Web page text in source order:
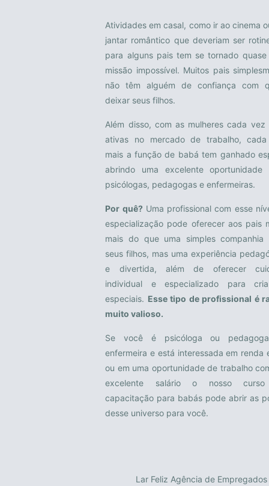
Atividades em casal, como ir ao cinema
jantar romântico que deveriam ser
para alguns pais tem se tornado quase
missão impossível. Muitos pais
não têm alguém de confiança com
deixar seus filhos.
Além disso, com as mulheres cada vez
ativas no mercado de trabalho,
mais a função de babá tem ganhado
abrindo uma excelente oportunidade
psicólogas, pedagogas e enfermeiras.
Por quê? Uma profissional com esse
especialização pode oferecer aos pais
mais do que uma simples companhia
seus filhos, mas uma experiência
e divertida, além de oferecer
individual e especializado para
especiais. Esse tipo de profissional é
muito valioso.
Se você é psicóloga ou
enfermeira e está interessada em renda
ou em uma oportunidade de trabalho
excelente salário o nosso
capacitação para babás pode abrir as
desse universo para você.
Lar Feliz Agência de